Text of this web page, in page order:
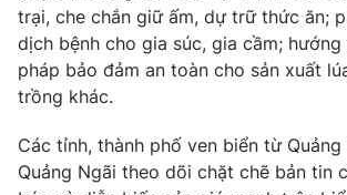
Photo
Video
VTV Money VTV Thể
trại, che chắn giữ ấm, dự trữ thức ăn;
dịch bệnh cho gia súc, gia cầm;
pháp bảo đảm an toàn cho sản xuất
trồng khác.
Các tỉnh, thành phố ven biển từ Quảng
Quảng Ngãi theo dõi chặt chẽ bản tin